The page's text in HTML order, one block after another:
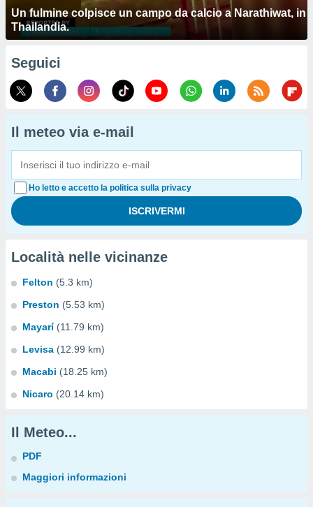
Un fulmine colpisce un campo da calcio a Narathiwat, in
Thailandia.
Seguici
Il meteo via e-mail
Ho letto e accetto la politica sulla privacy
Località nelle vicinanze
Felton (5.3 km)
Preston (5.53 km)
Mayarí (11.79 km)
Levisa (12.99 km)
Macabi (18.25 km)
Nicaro (20.14 km)
Il Meteo...
PDF
Maggiori informazioni